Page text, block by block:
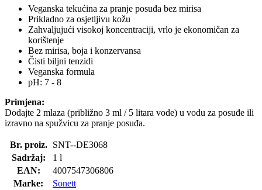
Veganska tekućina za pranje posuđa bez mirisa
Prikladno za osjetljivu kožu
Zahvaljujući visokoj koncentraciji, vrlo je ekonomičan za
korištenje
Bez mirisa, boja i konzervansa
Čisti biljni tenzidi
Veganska formula
pH: 7 - 8
Primjena:
Dodajte 2 mlaza (približno 3 ml / 5 litara vode) u vodu za posuđe ili
izravno na spužvicu za pranje posuđa.
Br. proiz.
SNT--DE3068
Sadržaj:
1 l
EAN:
4007547306806
Marke:
Sonett